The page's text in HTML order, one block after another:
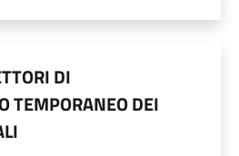
DI
TEMPORANEO DEI